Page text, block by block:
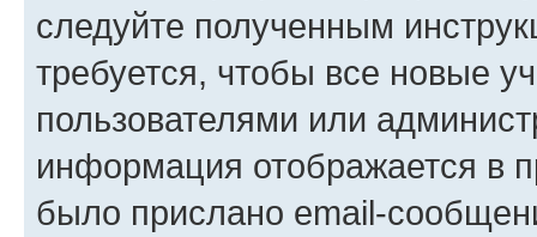
следуйте полученным
требуется, чтобы все новые
пользователями или
информация отображается в
было прислано email-